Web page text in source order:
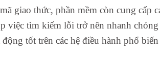
giao thức, phần mềm còn cung
việc tìm kiếm lỗi trở nên nhanh chóng
tốt trên các hệ điều hành phổ